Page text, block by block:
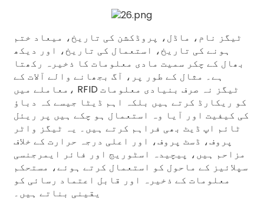
ٹیگز نام، ماڈل، پروڈکشن کی تاریخ، میعاد ختم
ہونے کی تاریخ، استعمال کی تاریخ، اور دیکھ
بھال کے چکر سمیت مادی معلومات کا ذخیرہ رکھتا
ہے۔ مثال کے طور پر، آگ بجھانے والے آلات کے
معاملے میں، RFID ٹیگز نہ صرف بنیادی معلومات
کو ریکارڈ کرتے ہیں بلکہ اہم ڈیٹا جیسے کہ دباؤ
کی کیفیت اور آیا وہ استعمال ہو چکے ہیں پر ریئل
ٹائم اپ ڈیٹ بھی فراہم کرتے ہیں۔ یہ ٹیگز واٹر
پروف، ڈسٹ پروف، اور اعلی درجہ حرارت کے خلاف
مزاحم ہیں، پیچیدہ اسٹوریج اور فائر ایمرجنسی
سپلائیز کے ماحول کو استعمال کرتے ہوئے، مستحکم
معلومات کے ذخیرہ اور قابل اعتماد رسائی کو
یقینی بناتے ہیں۔